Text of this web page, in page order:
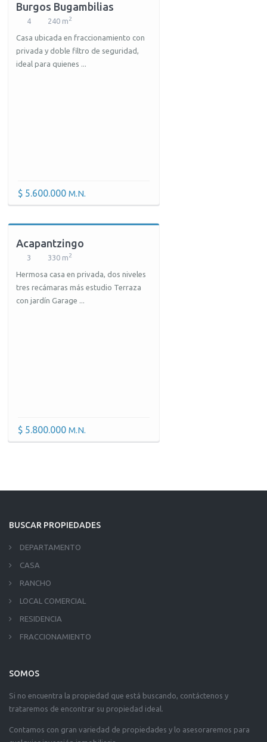
Burgos Bugambilias
4 240 m2
Casa ubicada en fraccionamiento con
privada y doble filtro de seguridad,
ideal para quienes ...
$ 5.600.000M.N.
Acapantzingo
3 330 m2
Hermosa casa en privada, dos niveles
tres recámaras más estudio Terraza
con jardín Garage ...
$ 5.800.000M.N.
BUSCAR PROPIEDADES
DEPARTAMENTO
CASA
RANCHO
LOCAL COMERCIAL
RESIDENCIA
FRACCIONAMIENTO
SOMOS
Si no encuentra la propiedad que está buscando, contáctenos y
trataremos de encontrar su propiedad ideal.
Contamos con gran variedad de propiedades y lo asesoraremos para